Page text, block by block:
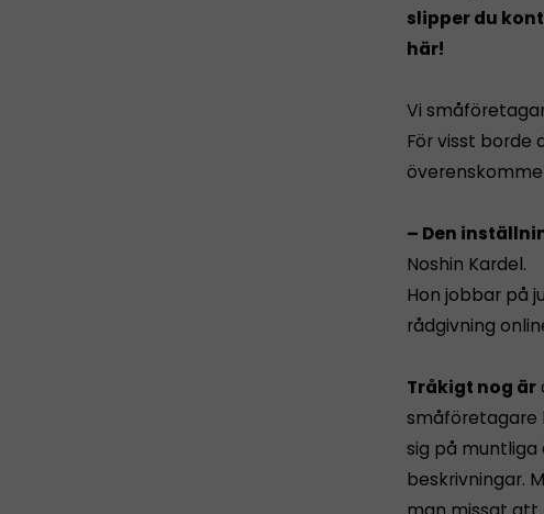
slipper du
här!
Vi
För visst borde
– Den
Noshin Kardel.
Hon jobbar på
rådgivning
Tråkigt nog är
småföretagare
sig på
beskrivningar.